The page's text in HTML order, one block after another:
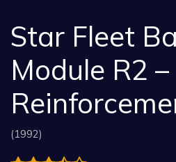
Star Fleet
Module R2 –
(1992)